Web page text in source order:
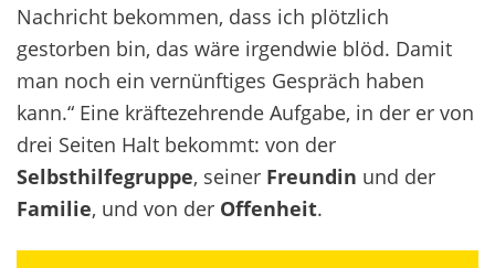
Nachricht bekommen, dass ich plötzlich
gestorben bin, das wäre irgendwie blöd. Damit
man noch ein vernünftiges Gespräch haben
kann.“ Eine kräftezehrende Aufgabe, in der er von
drei Seiten Halt bekommt: von der
Selbsthilfegruppe, seiner Freundin und der
Familie, und von der Offenheit.